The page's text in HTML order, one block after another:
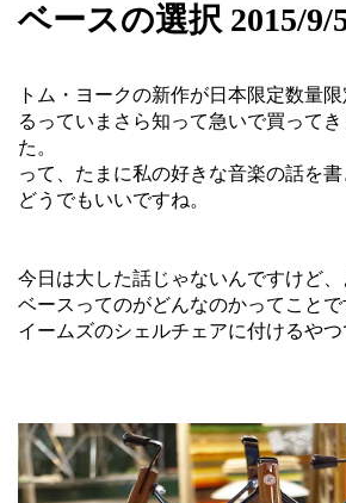
ベースの選択 2015/9/
トム・ヨークの新作が日本限定数量
るっていまさら知って急いで買って
た。
って、たまに私の好きな音楽の話を
どうでもいいですね。
今日は大した話じゃないんですけど
ベースってのがどんなのかってことで
イームズのシェルチェアに付けるやつ